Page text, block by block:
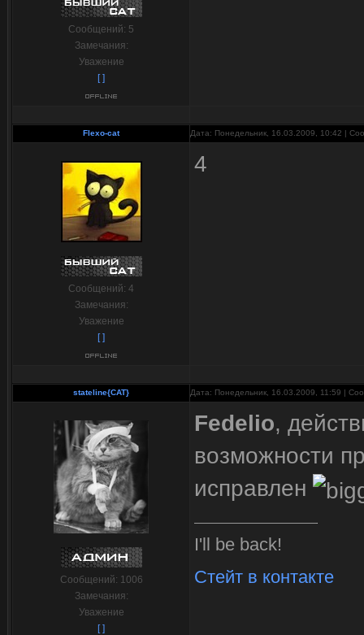
Сообщений: 5
Замечания:
Уважение
[ ]
Flexo-cat Дата: Понедельник, 16.03.2009, 10:42 |
Сообщений: 4
Замечания:
Уважение
[ ]
4
stateline{CAT} Дата: Понедельник, 16.03.2009, 11:59 |
Сообщений: 1006
Замечания:
Уважение
[ ]
Fedelio,
возможности
исправлен
I'll be back!
Стейт в контакте